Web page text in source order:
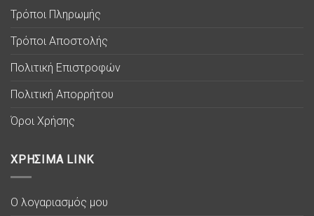
Τρόποι Πληρωμής
Τρόποι Αποστολής
Πολιτική Επιστροφών
Πολιτική Απορρήτου
Όροι Χρήσης
ΧΡΗΣΙΜΑ LINK
Ο λογαριασμός μου